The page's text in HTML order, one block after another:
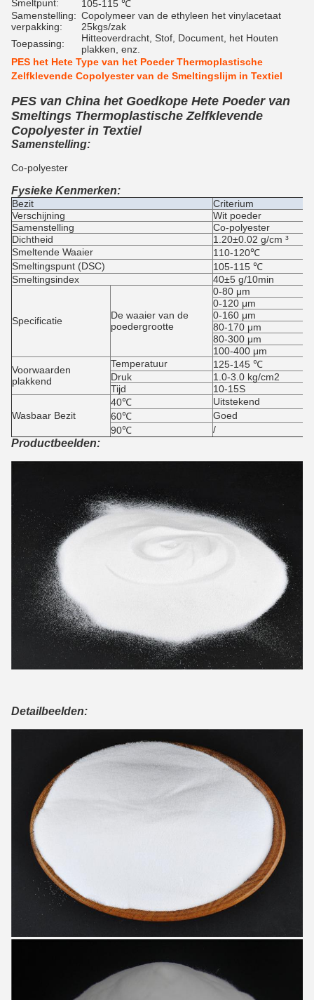
Smeltpunt:
105-115 ℃
Samenstelling: Copolymeer van de ethyleen het vinylacetaat
verpakking:
25kgs/zak
Toepassing:
Hitteoverdracht, Stof, Document, het Houten
plakken, enz.
PES het Hete Type van het Poeder Thermoplastische
Zelfklevende Copolyester van de Smeltingslijm in Textiel
PES van China het Goedkope Hete Poeder van
Smeltings Thermoplastische Zelfklevende
Copolyester in Textiel
Samenstelling:
Co-polyester
Fysieke Kenmerken:
Bezit
Criterium
Verschijning
Wit poeder
Samenstelling
Co-polyester
Dichtheid
1.20±0.02 g/cm ³
Smeltende Waaier
110-120℃
Smeltingspunt (DSC)
105-115 ℃
Smeltingsindex
40±5 g/10min
Specificatie
De waaier van de
poedergrootte
0-80 μm
0-120 μm
0-160 μm
80-170 μm
80-300 μm
100-400 μm
Voorwaarden
plakkend
Temperatuur
125-145 ℃
Druk
1.0-3.0 kg/cm2
Tijd
10-15S
Wasbaar Bezit
40℃
Uitstekend
60℃
Goed
90℃
/
Productbeelden:
Detailbeelden: